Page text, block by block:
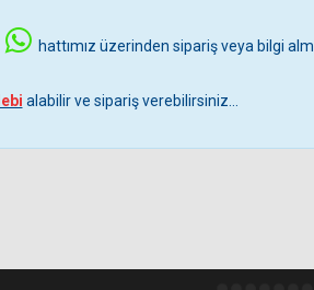
hattımız üzerinden sipariş veya bilgi
alabilir ve sipariş verebilirsiniz...